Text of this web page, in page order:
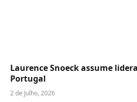
Laurence Snoeck assume
Portugal
2 de Julho, 2026